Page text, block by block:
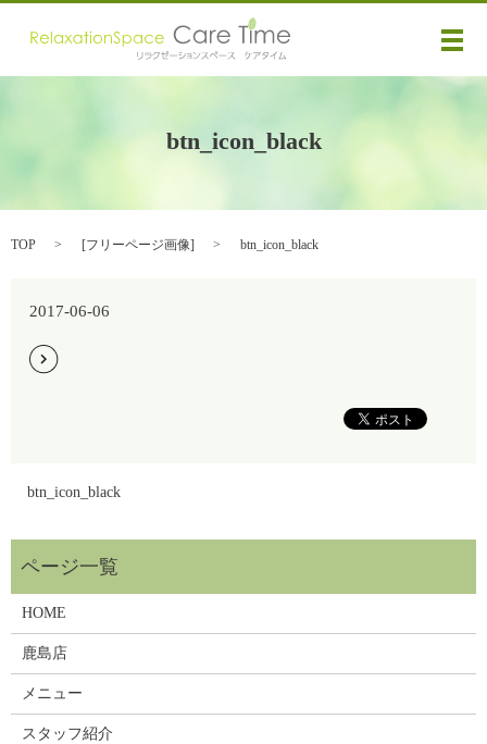
メ
btn_icon_black
TOP [フリーページ画像] btn_icon_black
2017-06-06
btn_icon_black
HOME
鹿島店
メニュー
スタッフ紹介